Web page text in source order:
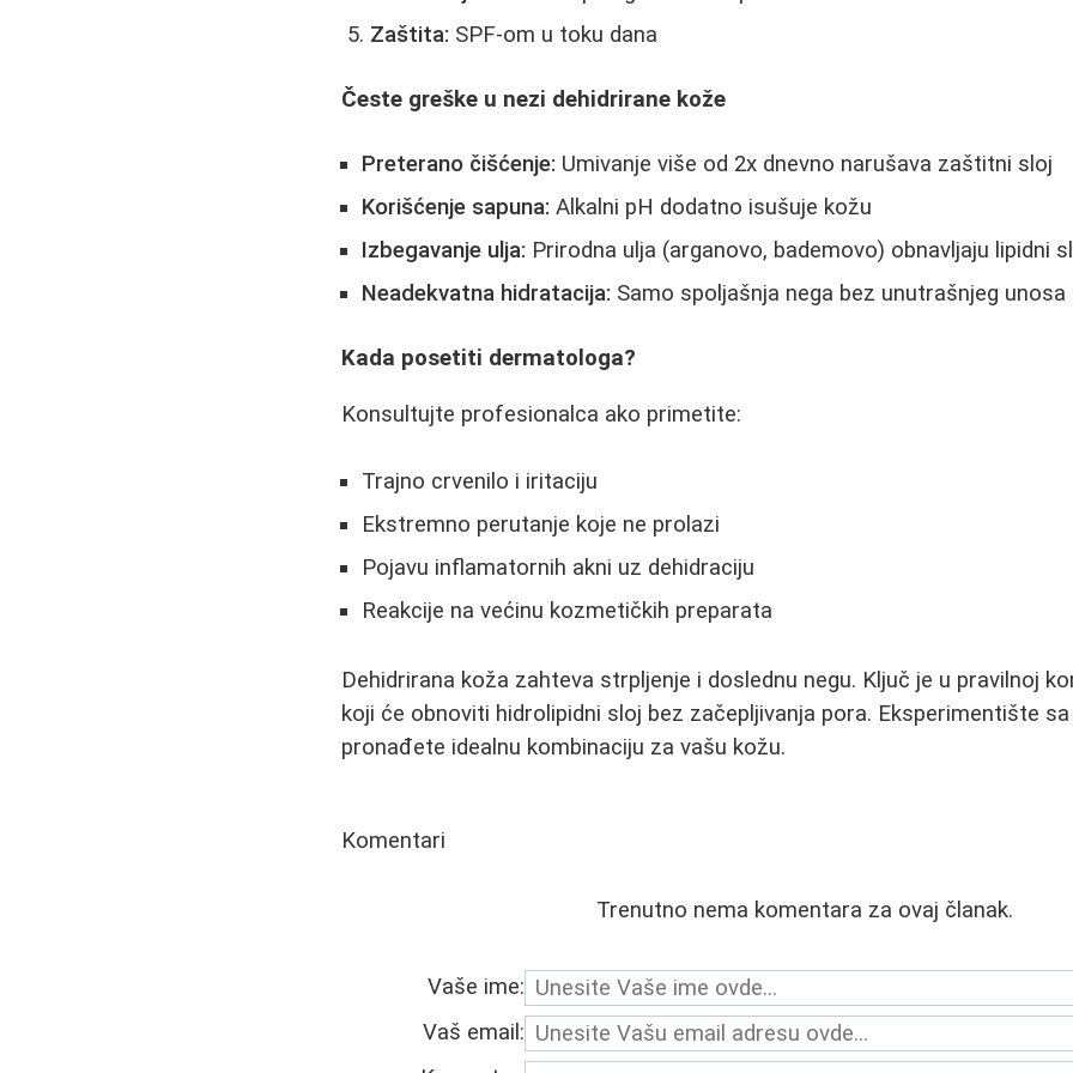
Zaštita: SPF-om u toku dana
Česte greške u nezi dehidrirane kože
Preterano čišćenje: Umivanje više od 2x dnevno narušava zaštitni sloj
Korišćenje sapuna: Alkalni pH dodatno isušuje kožu
Izbegavanje ulja: Prirodna ulja (arganovo, bademovo) obnavljaju lipidni
Neadekvatna hidratacija: Samo spoljašnja nega bez unutrašnjeg
Kada posetiti dermatologa?
Konsultujte profesionalca ako primetite:
Trajno crvenilo i iritaciju
Ekstremno perutanje koje ne prolazi
Pojavu inflamatornih akni uz dehidraciju
Reakcije na većinu kozmetičkih preparata
Dehidrirana koža zahteva strpljenje i doslednu negu. Ključ je u pravilnoj
koji će obnoviti hidrolipidni sloj bez začepljivanja pora. Eksperimentište
pronađete idealnu kombinaciju za vašu kožu.
Komentari
Trenutno nema komentara za ovaj članak.
Vaše ime:
Vaš email: